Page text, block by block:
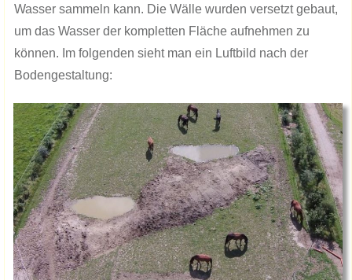
Wasser sammeln kann. Die Wälle wurden versetzt gebaut,
um das Wasser der kompletten Fläche aufnehmen zu
können. Im folgenden sieht man ein Luftbild nach der
Bodengestaltung: